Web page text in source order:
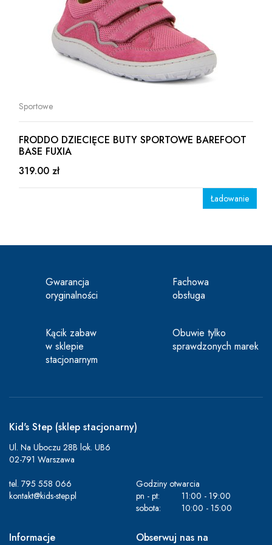
Sportowe
FRODDO DZIECIĘCE BUTY SPORTOWE BAREFOOT
BASE FUXIA
319.00 zł
Ładowanie
Gwarancja
oryginalności
Fachowa
obsługa
Kącik zabaw
w sklepie
stacjonarnym
Obuwie tylko
sprawdzonych marek
Kid's Step (sklep stacjonarny)
Ul. Na Uboczu 28B lok. UB6
02-791 Warszawa
tel. 795 558 066
kontakt@kids-step.pl
Godziny otwarcia
pn - pt:
11:00 - 19:00
sobota:
10:00 - 15:00
Informacje Obserwuj nas na